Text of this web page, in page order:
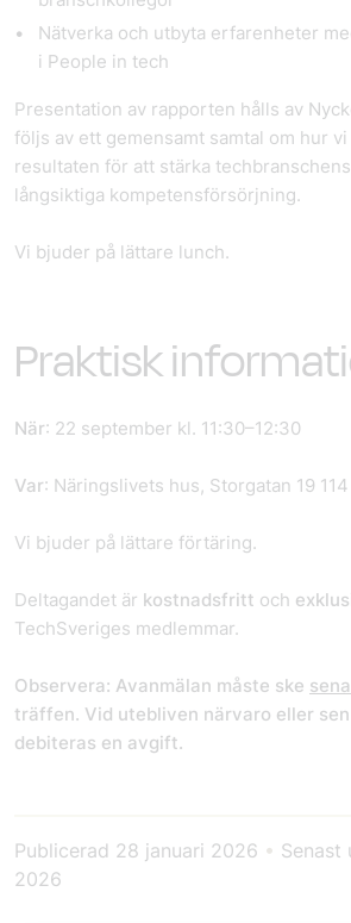
Nätverka och utbyta erfarenheter
i People in tech
Presentation av rapporten hålls av
följs av ett gemensamt samtal om hur vi
resultaten för att stärka
långsiktiga kompetensförsörjning.
Vi bjuder på lättare lunch.
Praktisk
När: 22 september kl. 11:30–12:30
Var: Näringslivets hus, Storgatan 19
Vi bjuder på lättare förtäring.
Deltagandet är kostnadsfritt och
TechSveriges medlemmar.
Observera: Avanmälan måste ske
träffen. Vid utebliven närvaro eller
debiteras en avgift.
Publicerad 28 januari 2026 • Senast
2026